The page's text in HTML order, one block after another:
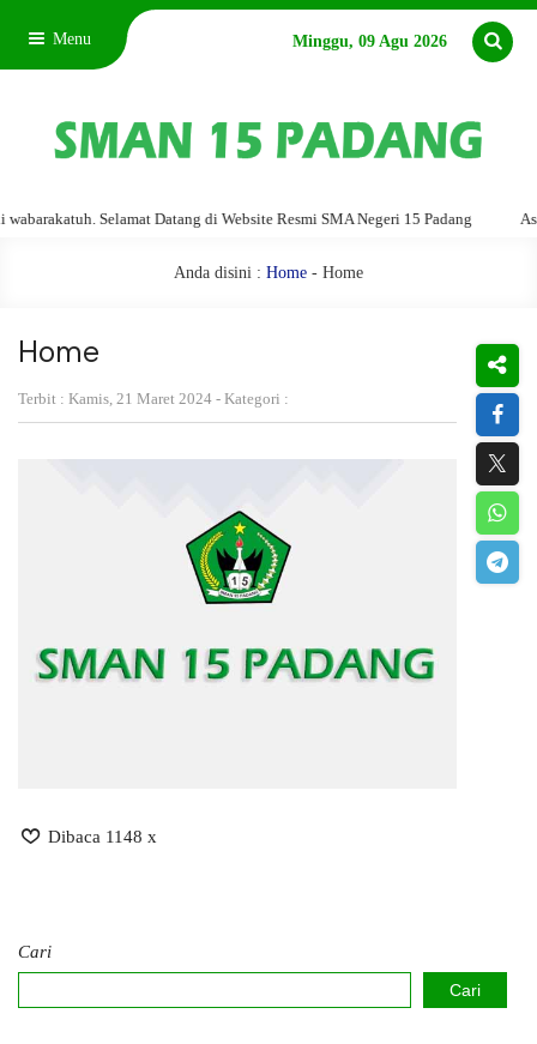
Menu Minggu, 09 Agu 2026
Selamat Datang di Website Resmi SMA Negeri 15 Padang
Anda disini : Home - Home
Home
Terbit : Kamis, 21 Maret 2024 - Kategori :
Dibaca 1148 x
Cari
Cari